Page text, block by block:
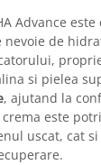
Advance
nevoie de
si pielea
, ajutand la
crema este
uscat, cat